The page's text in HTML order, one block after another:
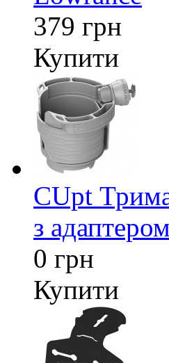
379 грн
Купити
CUpt
з
0 грн
Купити